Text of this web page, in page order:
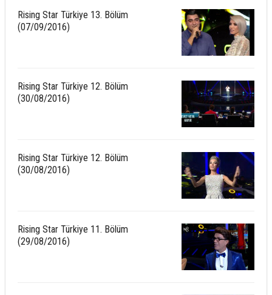
Rising Star Türkiye 13. Bölüm
(07/09/2016)
Rising Star Türkiye 12. Bölüm
(30/08/2016)
Rising Star Türkiye 12. Bölüm
(30/08/2016)
Rising Star Türkiye 11. Bölüm
(29/08/2016)